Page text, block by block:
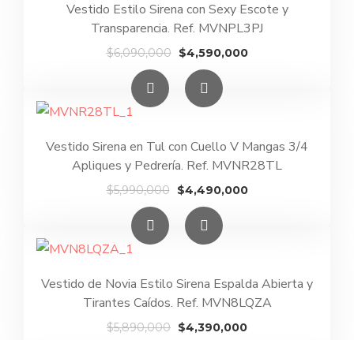
Vestido Estilo Sirena con Sexy Escote y
Transparencia. Ref. MVNPL3PJ
$6,090,000 El
precio
original
era:
$4,590,000El
Vestido Sirena en Tul con Cuello V Mangas 3/4
Apliques y Pedrería. Ref. MVNR28TL
$5,990,000 El
precio
original
era:
$4,490,000El
Vestido de Novia Estilo Sirena Espalda Abierta y
Tirantes Caídos. Ref. MVN8LQZA
$5,890,000 El
$4,390,000El